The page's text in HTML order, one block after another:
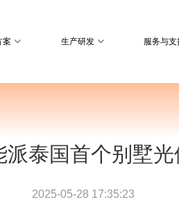
案 生产研发 服务与支
派泰国首个别墅
2025-05-28 17:35:23